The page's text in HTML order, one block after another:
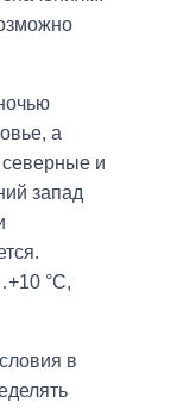
а
северные и
запад
°C,
в